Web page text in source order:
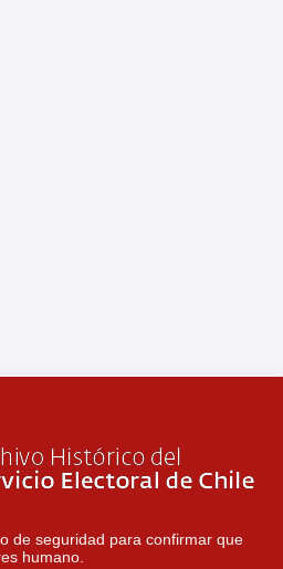
de seguridad para confirmar que
humano.